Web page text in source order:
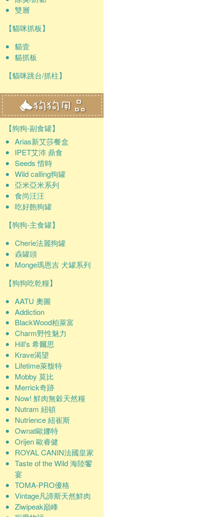
雙層
【貓咪抓板】
貓壹
貓抓板
【貓咪跳台/抓柱】
【狗狗-副食罐】
Arias新艾莎餐盒
IPET艾沛 鼎食
Seeds 惜時
Wild calling狗罐
亞米亞米系列
食尚汪汪
吃好飽狗罐
【狗狗-主食罐】
Cherie法麗狗罐
猋罐頭
Monge瑪恩吉 犬罐系列
【狗狗吃乾糧】
AATU 奧圖
Addiction
BlackWood柏萊富
Charm野性魅力
Hill's 希爾思
Krave渴望
Lifetime萊馥特
Mobby 莫比
Merrick奇跡
Now! 鮮肉無穀天然糧
Nutram 紐頓
Nutrience 紐崔斯
Ownat歐娜特
Orijen 歐睿健
ROYAL CANIN法國皇家
Taste of the Wild 海陸饗
宴
TOMA-PRO優格
Vintage凡諦斯天然鮮肉
Ziwipeak巔峰